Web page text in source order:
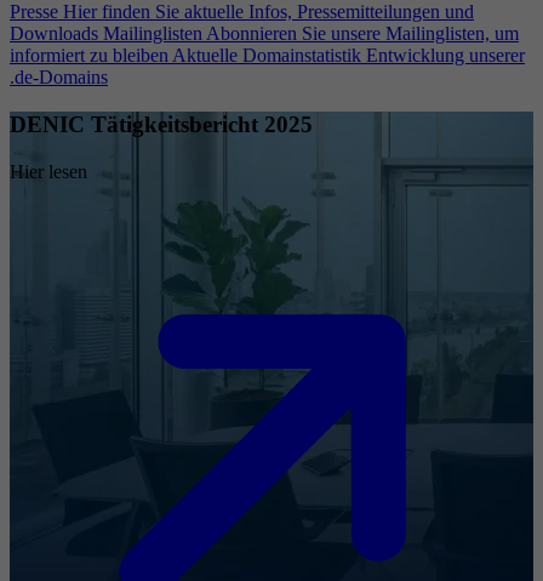
Presse Hier finden Sie aktuelle Infos, Pressemitteilungen und
Downloads Mailinglisten Abonnieren Sie unsere Mailinglisten, um
informiert zu bleiben Aktuelle Domainstatistik Entwicklung unserer
.de-Domains
DENIC Tätigkeitsbericht 2025
Hier lesen